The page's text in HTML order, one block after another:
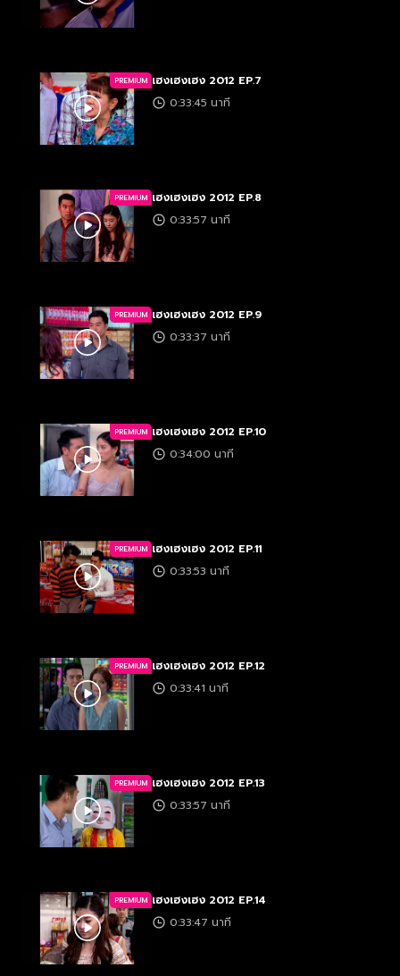
PREMIUM เฮงเฮงเฮง 2012 EP.7
0:33:45 นาที
PREMIUM เฮงเฮงเฮง 2012 EP.8
0:33:57 นาที
PREMIUM เฮงเฮงเฮง 2012 EP.9
0:33:37 นาที
PREMIUM เฮงเฮงเฮง 2012 EP.10
0:34:00 นาที
PREMIUM เฮงเฮงเฮง 2012 EP.11
0:33:53 นาที
PREMIUM เฮงเฮงเฮง 2012 EP.12
0:33:41 นาที
PREMIUM เฮงเฮงเฮง 2012 EP.13
0:33:57 นาที
PREMIUM เฮงเฮงเฮง 2012 EP.14
0:33:47 นาที